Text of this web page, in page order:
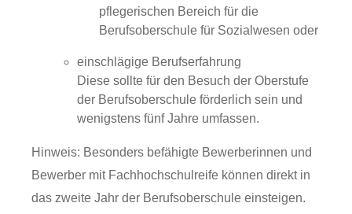
pflegerischen Bereich für die
Berufsoberschule für Sozialwesenoder
einschlägige Berufserfahrung
Diese sollte für den Besuch der Oberstufe
der Berufsoberschule förderlich sein und
wenigstens fünf Jahre umfassen.
Hinweis: Besonders befähigte Bewerberinnen und
Bewerber mit Fachhochschulreife können direkt in
das zweite Jahr der Berufsoberschule einsteigen.